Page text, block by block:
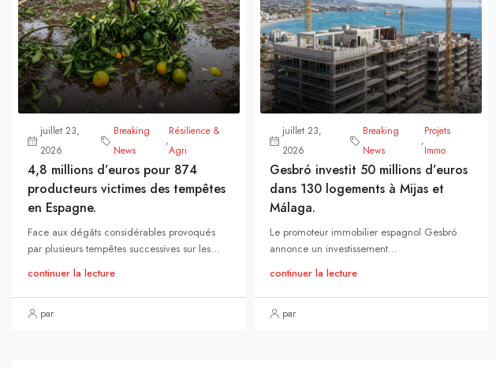
juillet 23,
2026
Breaking
News
,
Résilience &
Agri
4,8 millions d’euros pour 874
producteurs victimes des tempêtes
en Espagne.
Face aux dégâts considérables provoqués
par plusieurs tempêtes successives sur les...
continuer la lecture
par
juillet 23,
2026
Breaking
News
,
Projets
Immo
Gesbró investit 50 millions d’euros
dans 130 logements à Mijas et
Málaga.
Le promoteur immobilier espagnol Gesbró
annonce un investissement...
continuer la lecture
par